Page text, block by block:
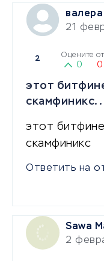
валера
21
2 Оцените
0 0
этот
этот
скамфиникс
Ответить на
Sawa
2